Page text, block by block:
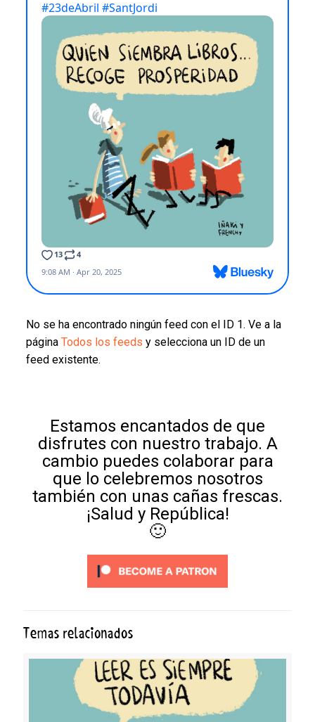
No se ha encontrado ningún feed con el ID 1. Ve a la
página Todos los feeds y selecciona un ID de un
feed existente.
Estamos encantados de que
disfrutes con nuestro trabajo. A
cambio puedes colaborar para
que lo celebremos nosotros
también con unas cañas frescas.
¡Salud y República!
🙂
Temas relacionados